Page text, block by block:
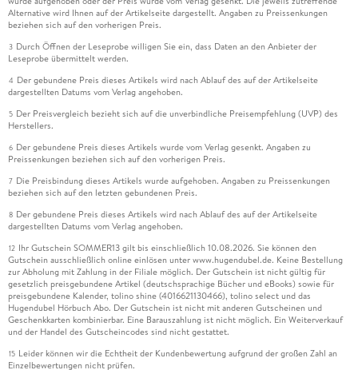
Alternative wird Ihnen auf der Artikelseite dargestellt. Angaben zu Preissenkungen
beziehen sich auf den vorherigen Preis.
3 Durch Öffnen der Leseprobe willigen Sie ein, dass Daten an den Anbieter der
Leseprobe übermittelt werden.
4 Der gebundene Preis dieses Artikels wird nach Ablauf des auf der Artikelseite
dargestellten Datums vom Verlag angehoben.
5 Der Preisvergleich bezieht sich auf die unverbindliche Preisempfehlung (UVP) des
Herstellers.
6 Der gebundene Preis dieses Artikels wurde vom Verlag gesenkt. Angaben zu
Preissenkungen beziehen sich auf den vorherigen Preis.
7 Die Preisbindung dieses Artikels wurde aufgehoben. Angaben zu Preissenkungen
beziehen sich auf den letzten gebundenen Preis.
8 Der gebundene Preis dieses Artikels wird nach Ablauf des auf der Artikelseite
dargestellten Datums vom Verlag angehoben.
12 Ihr Gutschein SOMMER13 gilt bis einschließlich 10.08.2026. Sie können den
Gutschein ausschließlich online einlösen unter www.hugendubel.de. Keine Bestellung
zur Abholung mit Zahlung in der Filiale möglich. Der Gutschein ist nicht gültig für
gesetzlich preisgebundene Artikel (deutschsprachige Bücher und eBooks) sowie für
preisgebundene Kalender, tolino shine (4016621130466), tolino select und das
Hugendubel Hörbuch Abo. Der Gutschein ist nicht mit anderen Gutscheinen und
Geschenkkarten kombinierbar. Eine Barauszahlung ist nicht möglich. Ein Weiterverkauf
und der Handel des Gutscheincodes sind nicht gestattet.
15 Leider können wir die Echtheit der Kundenbewertung aufgrund der großen Zahl an
Einzelbewertungen nicht prüfen.